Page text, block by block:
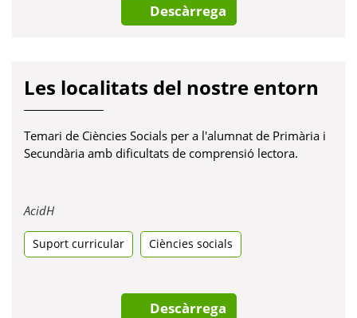
Descàrrega
Les localitats del nostre entorn
Temari de Ciències Socials per a l'alumnat de Primària i
Secundària amb dificultats de comprensió lectora.
AcidHObre
una
pestanya
Suport curricular Ciències socials
Descàrrega